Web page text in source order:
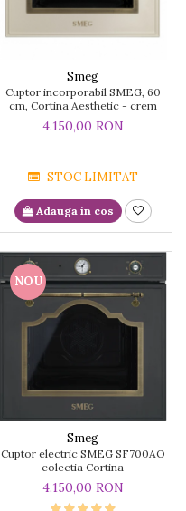
Smeg
Cuptor incorporabil SMEG, 60
cm, Cortina Aesthetic - crem
4.150,00 RON
STOC LIMITAT
Adauga in cos
NOU
Smeg
Cuptor electric SMEG SF700AO
colectia Cortina
4.150,00 RON